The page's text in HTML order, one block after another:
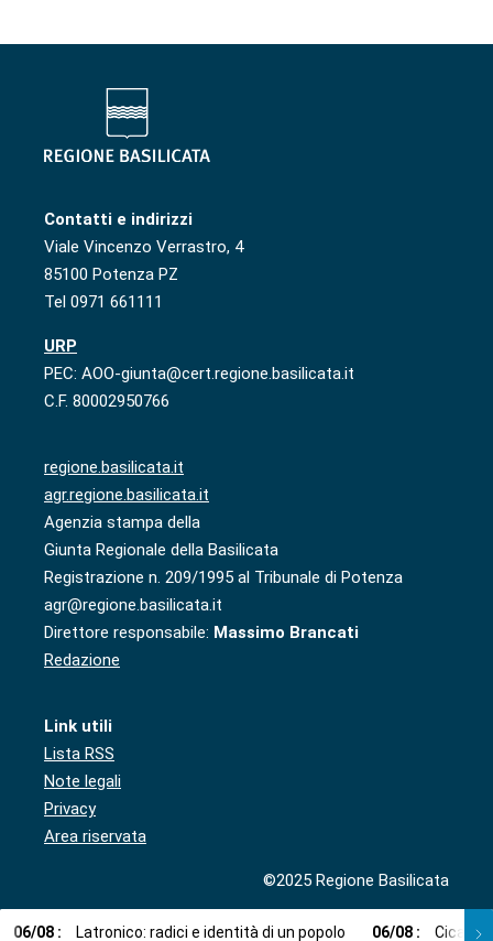
Contatti e indirizzi
Viale Vincenzo Verrastro, 4
85100 Potenza PZ
Tel 0971 661111
URP
PEC: AOO-giunta@cert.regione.basilicata.it
C.F. 80002950766
regione.basilicata.it
agr.regione.basilicata.it
Agenzia stampa della
Giunta Regionale della Basilicata
Registrazione n. 209/1995 al Tribunale di Potenza
agr@regione.basilicata.it
Direttore responsabile: Massimo Brancati
Redazione
Link utili
Lista RSS
Note legali
Privacy
Area riservata
©2025 Regione Basilicata
06/08 : Latronico: radici e identità di un popolo 06/08 : Cicala: